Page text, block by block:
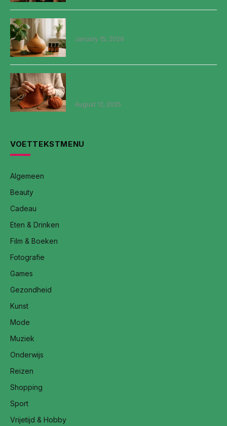
January 15, 2026
August 12, 2025
VOETTEKSTMENU
Algemeen
Beauty
Cadeau
Eten & Drinken
Film & Boeken
Fotografie
Games
Gezondheid
Kunst
Mode
Muziek
Onderwijs
Reizen
Shopping
Sport
Vrijetijd & Hobby